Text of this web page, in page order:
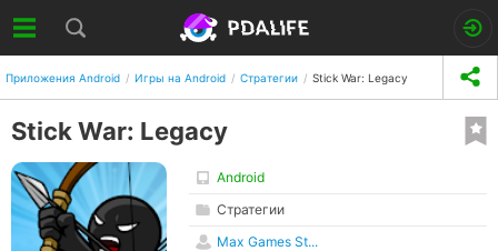
Приложения Android Игры на Android Стратегии Stick War: Legacy
Stick War: Legacy
Android
Стратегии
Max Games St...